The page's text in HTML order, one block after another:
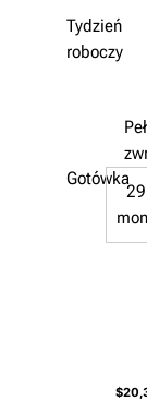
Tydzień
roboczy
Gotówka